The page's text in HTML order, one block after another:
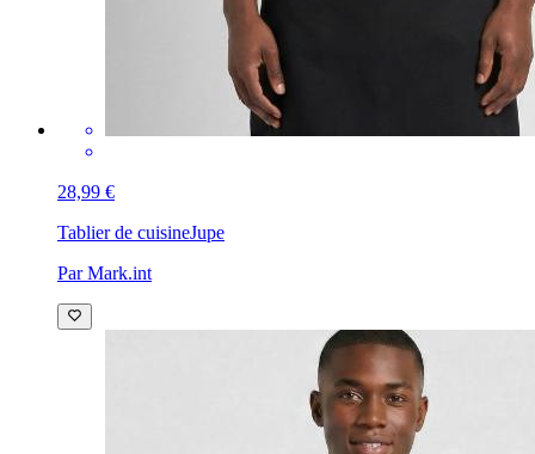
28,99 €
Tablier de cuisineJupe
Par Mark.int